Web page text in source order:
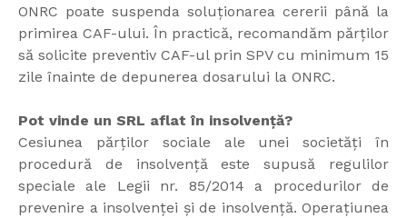
ONRC poate suspenda soluționarea cererii până la
primirea CAF-ului. În practică, recomandăm părților
să solicite preventiv CAF-ul prin SPV cu minimum 15
zile înainte de depunerea dosarului la ONRC.
Pot vinde un SRL aflat în insolvență?
Cesiunea părților sociale ale unei societăți în
procedură de insolvență este supusă regulilor
speciale ale Legii nr. 85/2014 a procedurilor de
prevenire a insolvenței și de insolvență. Operațiunea